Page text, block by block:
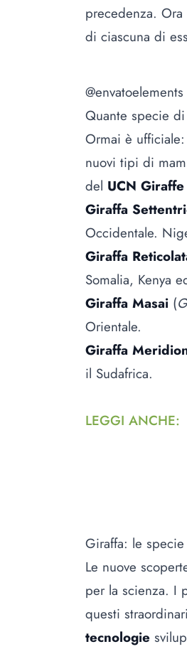
precedenza.
di ciascuna di
@envatoelements
Quante specie
Ormai è
nuovi tipi di
del UCN
Giraffa
Occidentale.
Giraffa
Somalia, Kenya
Giraffa Masai (
Orientale.
Giraffa
il Sudafrica.
LEGGI ANCHE:
Giraffa: le
Le nuove
per la scienza. I
questi
tecnologie